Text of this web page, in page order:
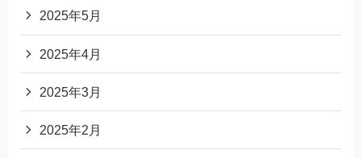
2025年5月
2025年4月
2025年3月
2025年2月